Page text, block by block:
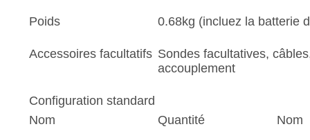
Poids 0.68kg (incluez la batterie
Accessoires facultatifs Sondes facultatives,
accouplement
Configuration standard
Nom
Quantité
Nom